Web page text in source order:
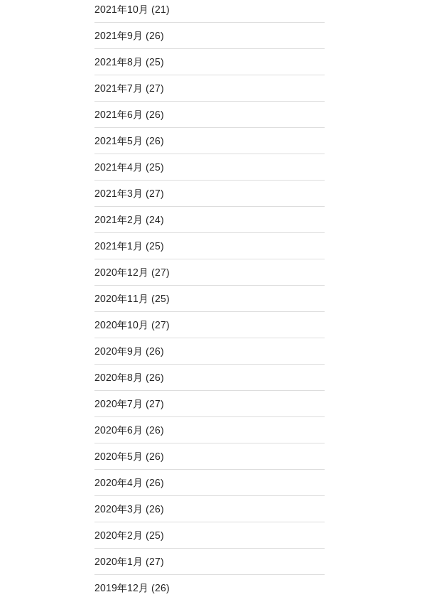
2021年10月 (21)
2021年9月 (26)
2021年8月 (25)
2021年7月 (27)
2021年6月 (26)
2021年5月 (26)
2021年4月 (25)
2021年3月 (27)
2021年2月 (24)
2021年1月 (25)
2020年12月 (27)
2020年11月 (25)
2020年10月 (27)
2020年9月 (26)
2020年8月 (26)
2020年7月 (27)
2020年6月 (26)
2020年5月 (26)
2020年4月 (26)
2020年3月 (26)
2020年2月 (25)
2020年1月 (27)
2019年12月 (26)